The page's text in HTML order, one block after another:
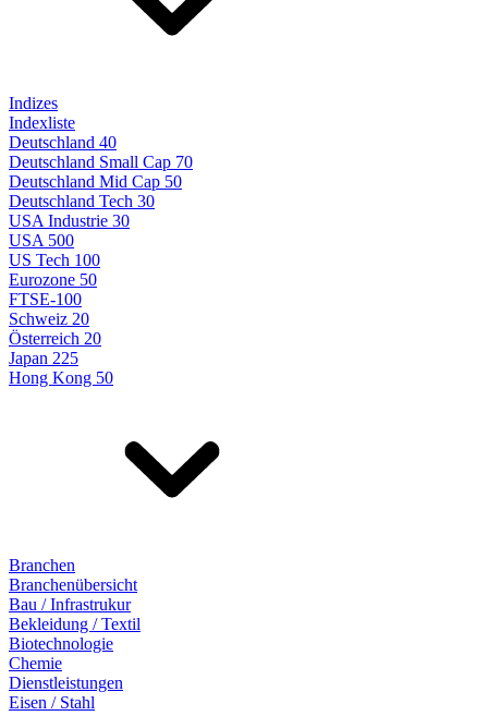
Indizes
Indexliste
Deutschland 40
Deutschland Small Cap 70
Deutschland Mid Cap 50
Deutschland Tech 30
USA Industrie 30
USA 500
US Tech 100
Eurozone 50
FTSE-100
Schweiz 20
Österreich 20
Japan 225
Hong Kong 50
Branchen
Branchenübersicht
Bau / Infrastrukur
Bekleidung / Textil
Biotechnologie
Chemie
Dienstleistungen
Eisen / Stahl